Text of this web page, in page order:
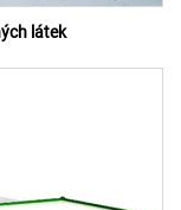
látek